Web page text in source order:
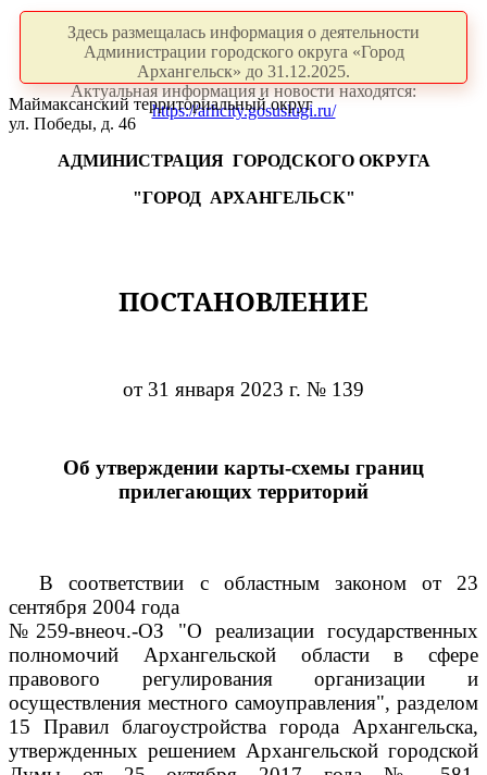
Здесь размещалась информация о деятельности
Администрации городского округа «Город
Архангельск» до 31.12.2025.
Актуальная информация и новости находятся:
https://arhcity.gosuslugi.ru/
Маймаксанский территориальный округ
ул. Победы, д. 46
АДМИНИСТРАЦИЯ ГОРОДСКОГО ОКРУГА
"ГОРОД АРХАНГЕЛЬСК"
ПОСТАНОВЛЕНИЕ
от 31 января 2023 г. № 139
Об утверждении карты-схемы границ
прилегающих территорий
В соответствии с областным законом от 23
сентября 2004 года
№259-внеоч.-ОЗ "О реализации государственных
полномочий Архангельской области в сфере
правового регулирования организации и
осуществления местного самоуправления", разделом
15 Правил благоустройства города Архангельска,
утвержденных решением Архангельской городской